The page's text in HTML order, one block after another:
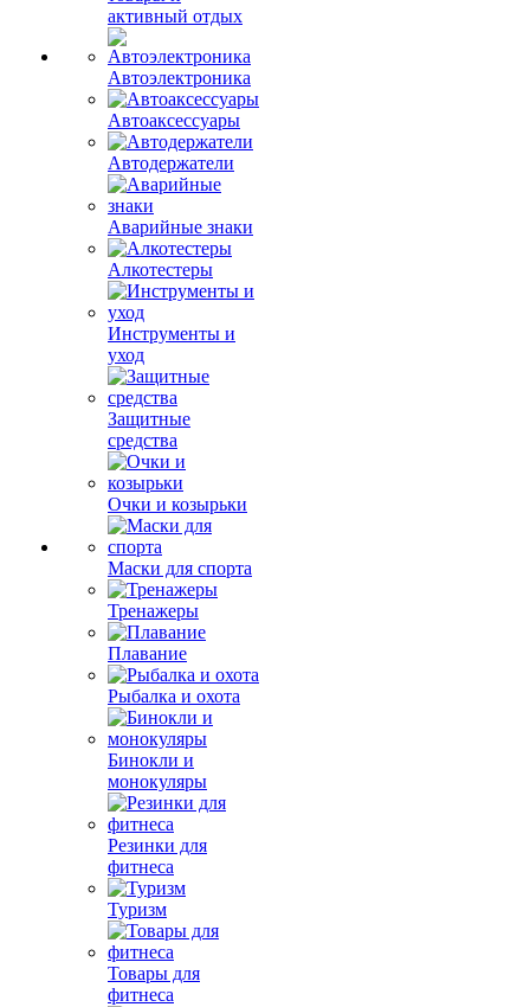
активный отдых
Автоэлектроника
Автоаксессуары
Автодержатели
Аварийные знаки
Алкотестеры
Инструменты и
уход
Защитные
средства
Очки и козырьки
Маски для спорта
Тренажеры
Плавание
Рыбалка и охота
Бинокли и
монокуляры
Резинки для
фитнеса
Туризм
Товары для
фитнеса